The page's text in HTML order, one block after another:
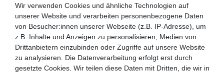
Newsletter
Newsletter
Honig
Hiermit bestätige ich, dass ich dieDaten­schutz­erklärung
gelesen habe. Meine Einwilligung kann ich jederzeit
widerrufen.**
Wir verwenden Cookies und ähnliche Technologien auf
unserer Website und verarbeiten personenbezogene Daten
von Besucher:innen unserer Webseite (z.B. IP-Adresse), um
z.B. Inhalte und Anzeigen zu personalisieren, Medien von
Drittanbietern einzubinden oder Zugriffe auf unsere Website
zu analysieren. Die Datenverarbeitung erfolgt erst durch
gesetzte Cookies. Wir teilen diese Daten mit Dritten, die wir in